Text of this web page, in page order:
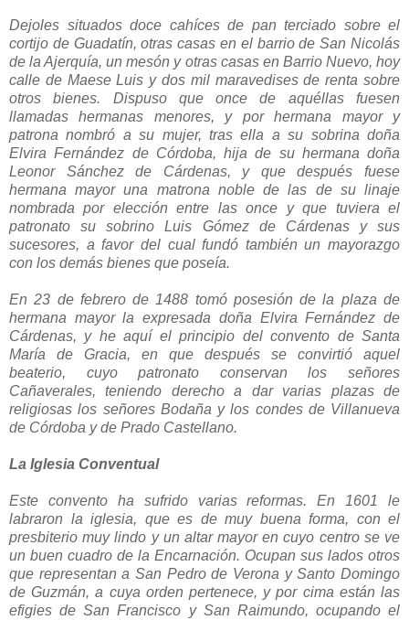
Dejoles situados doce cahíces de pan terciado sobre el
cortijo de Guadatín, otras casas en el barrio de San Nicolás
de la Ajerquía, un mesón y otras casas en Barrio Nuevo, hoy
calle de Maese Luis y dos mil maravedises de renta sobre
otros bienes. Dispuso que once de aquéllas fuesen
llamadas hermanas menores, y por hermana mayor y
patrona nombró a su mujer, tras ella a su sobrina doña
Elvira Fernández de Córdoba, hija de su hermana doña
Leonor Sánchez de Cárdenas, y que después fuese
hermana mayor una matrona noble de las de su linaje
nombrada por elección entre las once y que tuviera el
patronato su sobrino Luis Gómez de Cárdenas y sus
sucesores, a favor del cual fundó también un mayorazgo
con los demás bienes que poseía.
En 23 de febrero de 1488 tomó posesión de la plaza de
hermana mayor la expresada doña Elvira Fernández de
Cárdenas, y he aquí el principio del convento de Santa
María de Gracia, en que después se convirtió aquel
beaterio, cuyo patronato conservan los señores
Cañaverales, teniendo derecho a dar varias plazas de
religiosas los señores Bodaña y los condes de Villanueva
de Córdoba y de Prado Castellano.
La Iglesia Conventual
Este convento ha sufrido varias reformas. En 1601 le
labraron la iglesia, que es de muy buena forma, con el
presbiterio muy lindo y un altar mayor en cuyo centro se ve
un buen cuadro de la Encarnación. Ocupan sus lados otros
que representan a San Pedro de Verona y Santo Domingo
de Guzmán, a cuya orden pertenece, y por cima están las
efigies de San Francisco y San Raimundo, ocupando el